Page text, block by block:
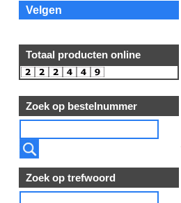
Velgen
Totaal producten online
Zoek op bestelnummer
Zoek op trefwoord